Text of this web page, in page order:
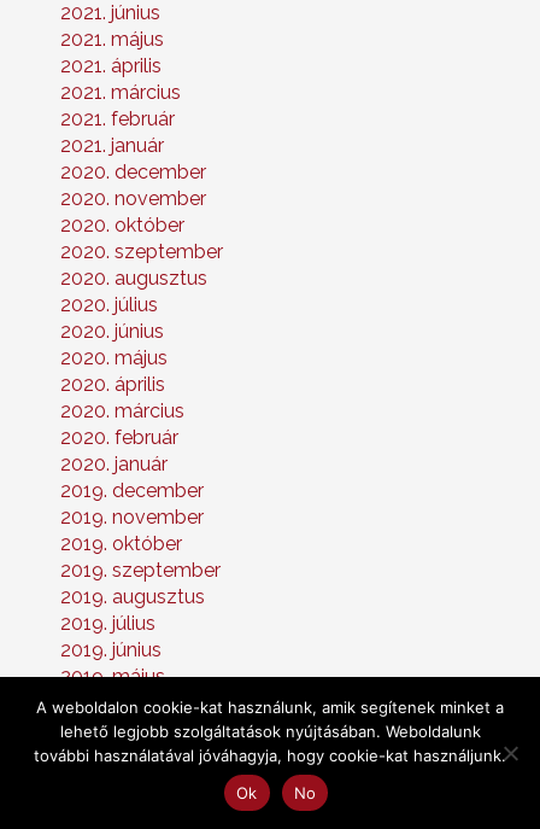
2021. június
2021. május
2021. április
2021. március
2021. február
2021. január
2020. december
2020. november
2020. október
2020. szeptember
2020. augusztus
2020. július
2020. június
2020. május
2020. április
2020. március
2020. február
2020. január
2019. december
2019. november
2019. október
2019. szeptember
2019. augusztus
2019. július
2019. június
2019. május
2019. április
2019. március
2019. február
A weboldalon cookie-kat használunk, amik segítenek minket a
lehető legjobb szolgáltatások nyújtásában. Weboldalunk
további használatával jóváhagyja, hogy cookie-kat használjunk.
Ok
No